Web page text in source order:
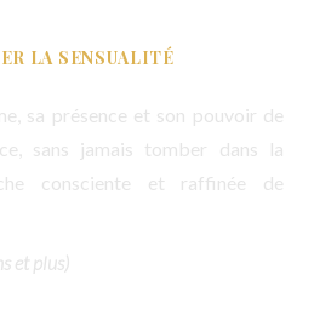
LA SENSUALITÉ
sa présence et son pouvoir de
sans jamais tomber dans la
consciente et raffinée de
et plus)